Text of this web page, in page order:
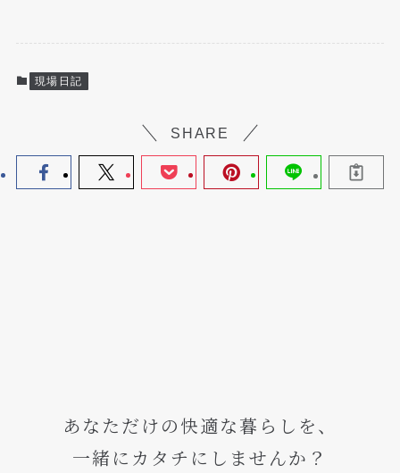
現場日記
SHARE
あなただけの快適な暮らしを、
一緒にカタチにしませんか？